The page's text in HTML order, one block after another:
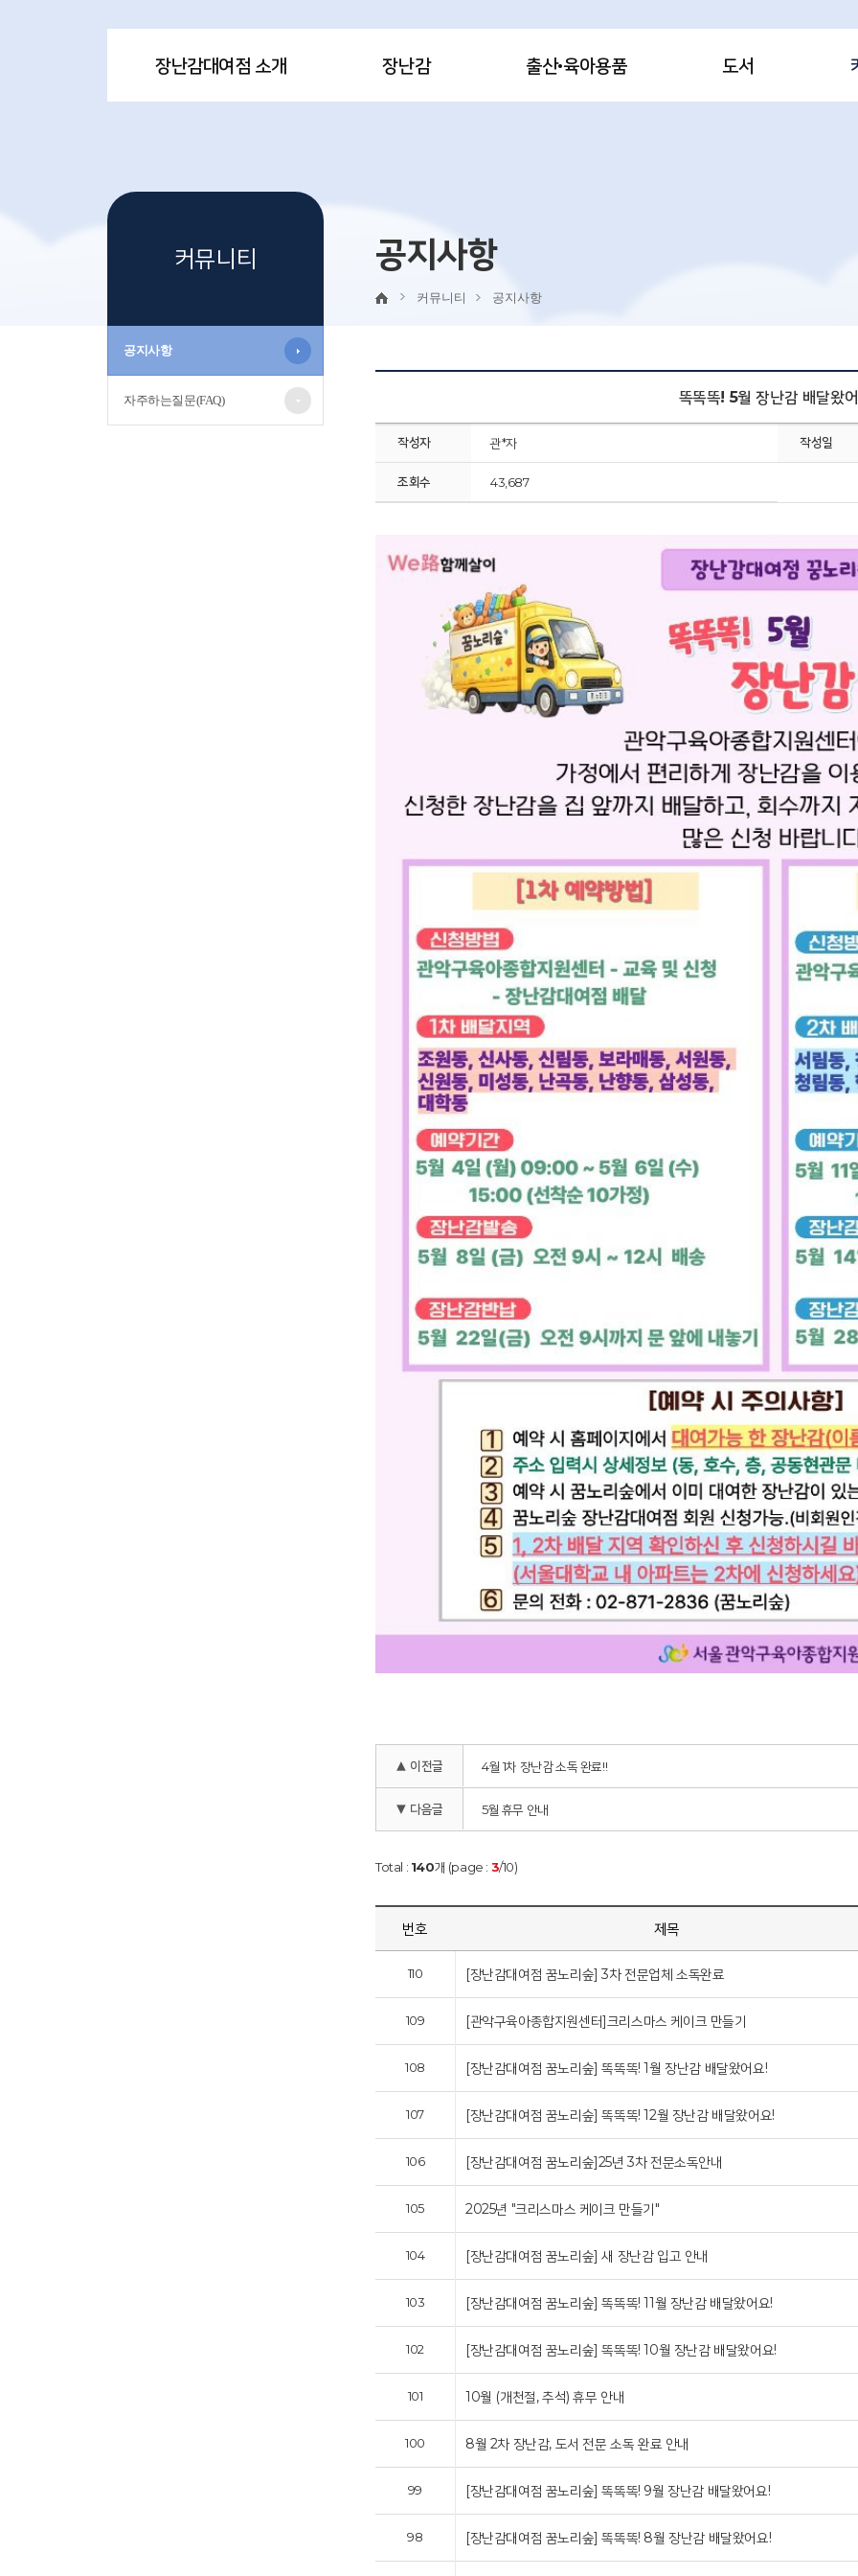
장난감대여점 소개 장난감 출산·육아용품 도서
커뮤니티
공지사항
자주하는질문(FAQ)
공지사항
커뮤니티 공지사항
똑똑똑! 5월 장난감 배달왔
작성자 관*자 작성일
조회수 43,687
▲ 이전글 4월 1차 장난감 소독 완료!!
▼ 다음글 5월 휴무 안내
Total : 140개 (page : 3/10)
번호 제목
110 [장난감대여점 꿈노리숲] 3차 전문업체 소독완료
109 [관악구육아종합지원센터]크리스마스 케이크 만들기
108 [장난감대여점 꿈노리숲] 똑똑똑! 1월 장난감 배달왔어요!
107 [장난감대여점 꿈노리숲] 똑똑똑! 12월 장난감 배달왔어요!
106 [장난감대여점 꿈노리숲]25년 3차 전문소독안내
105 2025년 "크리스마스 케이크 만들기"
104 [장난감대여점 꿈노리숲] 새 장난감 입고 안내
103 [장난감대여점 꿈노리숲] 똑똑똑! 11월 장난감 배달왔어요!
102 [장난감대여점 꿈노리숲] 똑똑똑! 10월 장난감 배달왔어요!
101 10월 (개천절, 추석) 휴무 안내
100 8월 2차 장난감, 도서 전문 소독 완료 안내
99 [장난감대여점 꿈노리숲] 똑똑똑! 9월 장난감 배달왔어요!
98 [장난감대여점 꿈노리숲] 똑똑똑! 8월 장난감 배달왔어요!